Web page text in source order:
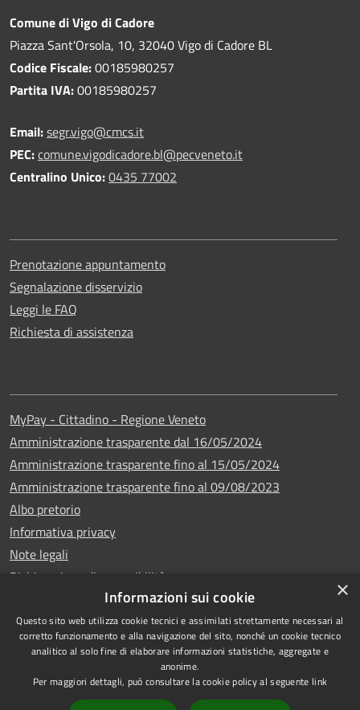
Comune di Vigo di Cadore
Piazza Sant'Orsola, 10, 32040 Vigo di Cadore BL
Codice Fiscale:00185980257
Partita IVA:00185980257
Email:segr.vigo@cmcs.it
PEC:comune.vigodicadore.bl@pecveneto.it
Centralino Unico:0435 77002
Prenotazione appuntamento
Segnalazione disservizio
Leggi le FAQ
Richiesta di assistenza
MyPay - Cittadino - Regione Veneto
Amministrazione trasparente dal 16/05/2024
Amministrazione trasparente fino al 15/05/2024
Amministrazione trasparente fino al 09/08/2023
Albo pretorio
Informativa privacy
Note legali
Dichiarazione di accessibilità
RSS
Accessibilità
Copyright © 2024
•Comune di Vigo di
Cadore• Powered
×
Informazioni sui cookie
Questo sito web utilizza cookie tecnici e assimilati strettamente necessari al
corretto funzionamento e alla navigazione del sito, nonché un cookie tecnico
analitico al solo fine di elaborare informazioni statistiche, aggregate e
anonime.
Per maggiori dettagli, può consultare la cookie policy al seguente link